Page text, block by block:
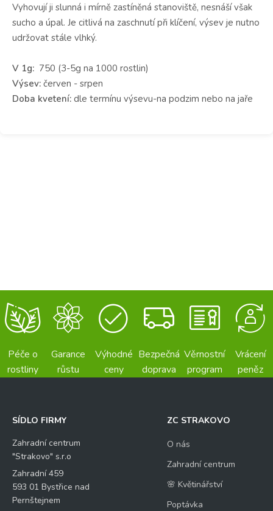
Vyhovují ji slunná i mírně zastíněná stanoviště, nesnáší však
sucho a úpal. Je citlivá na zaschnutí při klíčení, výsev je nutno
udržovat stále vlhký.
V 1g: 750 (3-5g na 1000 rostlin)
Výsev: červen - srpen
Doba kvetení: dle termínu výsevu-na podzim nebo na jaře
Péče o
rostliny
Garance
růstu
Výhodné
ceny
Bezpečná
doprava
Věrnostní
program
Vrácení
peněz
SÍDLO FIRMY
Zahradní centrum
"Strakovo" s.r.o
Zahradní 459
593 01 Bystřice nad
Pernštejnem
ZC STRAKOVO
O nás
Zahradní centrum
🌸 Květinářství
Poptávka